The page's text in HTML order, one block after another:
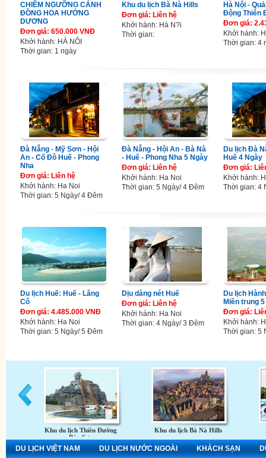
CHIÊM NGƯỠNG CÁNH
ĐỒNG HOA HƯỚNG
DƯƠNG
Đơn giá: 650.000 VNĐ
Khởi hành: HÀ NÔI
Thời gian: 1 ngày
Khu du lịch Bà Nà Hills
Đơn giá: Liên hệ
Khởi hành: Hà N?i
Thời gian:
Hà Nội -
Động Thiên
Đơn giá:
Khởi hành:
Thời gian: 4
Đà Nẵng - Mỹ Sơn - Hội
An - Cố Đô Huế - Phong
Nha
Đơn giá: Liên hệ
Khởi hành: Ha Noi
Thời gian: 5 Ngày/ 4 Đêm
Đà Nẵng - Hội An - Bà Nà
- Huế - Phong Nha 5 Ngày
Đơn giá: Liên hệ
Khởi hành: Ha Noi
Thời gian: 5 Ngày/ 4 Đêm
Du lịch Đà
Huế 4 Ngày
Đơn giá:
Khởi hành:
Thời gian: 4
Du lịch Huế: Huế - Lăng
Cô
Đơn giá: 4.485.000 VNĐ
Khởi hành: Ha Noi
Thời gian: 5 Ngày/ 5 Đêm
Dịu dàng nét Huế
Đơn giá: Liên hệ
Khởi hành: Ha Noi
Thời gian: 4 Ngày/ 3 Đêm
Du lịch
Miền trung
Đơn giá:
Khởi hành:
Thời gian: 5
Khu du lịch Thiên Đường
Bảo Sơn
Khu du lịch Bà Nà Hills
DU LỊCH VIỆT NAM DU LỊCH NƯỚC NGOÀI KHÁCH SẠN